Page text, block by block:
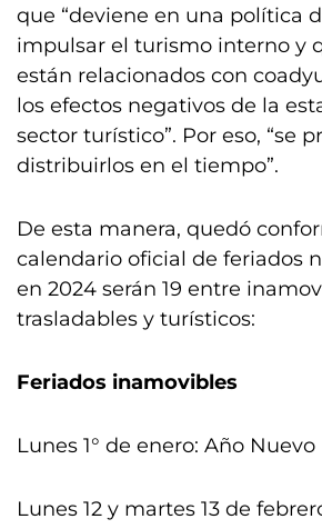
que “deviene en una política
impulsar el turismo interno y
están relacionados con
los efectos negativos de la
sector turístico”. Por eso, “se
distribuirlos en el tiempo”.
De esta manera, quedó
calendario oficial de feriados
en 2024 serán 19 entre
trasladables y turísticos:
Feriados inamovibles
Lunes 1° de enero: Año Nuevo
Lunes 12 y martes 13 de